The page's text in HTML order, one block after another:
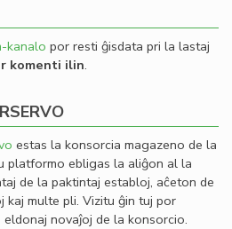
kanalo por resti ĝisdata pri la lastaj
komenti ilin.
estas la konsorcia magazeno de la
platformo ebligas la aliĝon al la
de la paktintaj establoj, aĉeton de
kaj multe pli. Vizitu ĝin tuj por
novaĵoj de la konsorcio.